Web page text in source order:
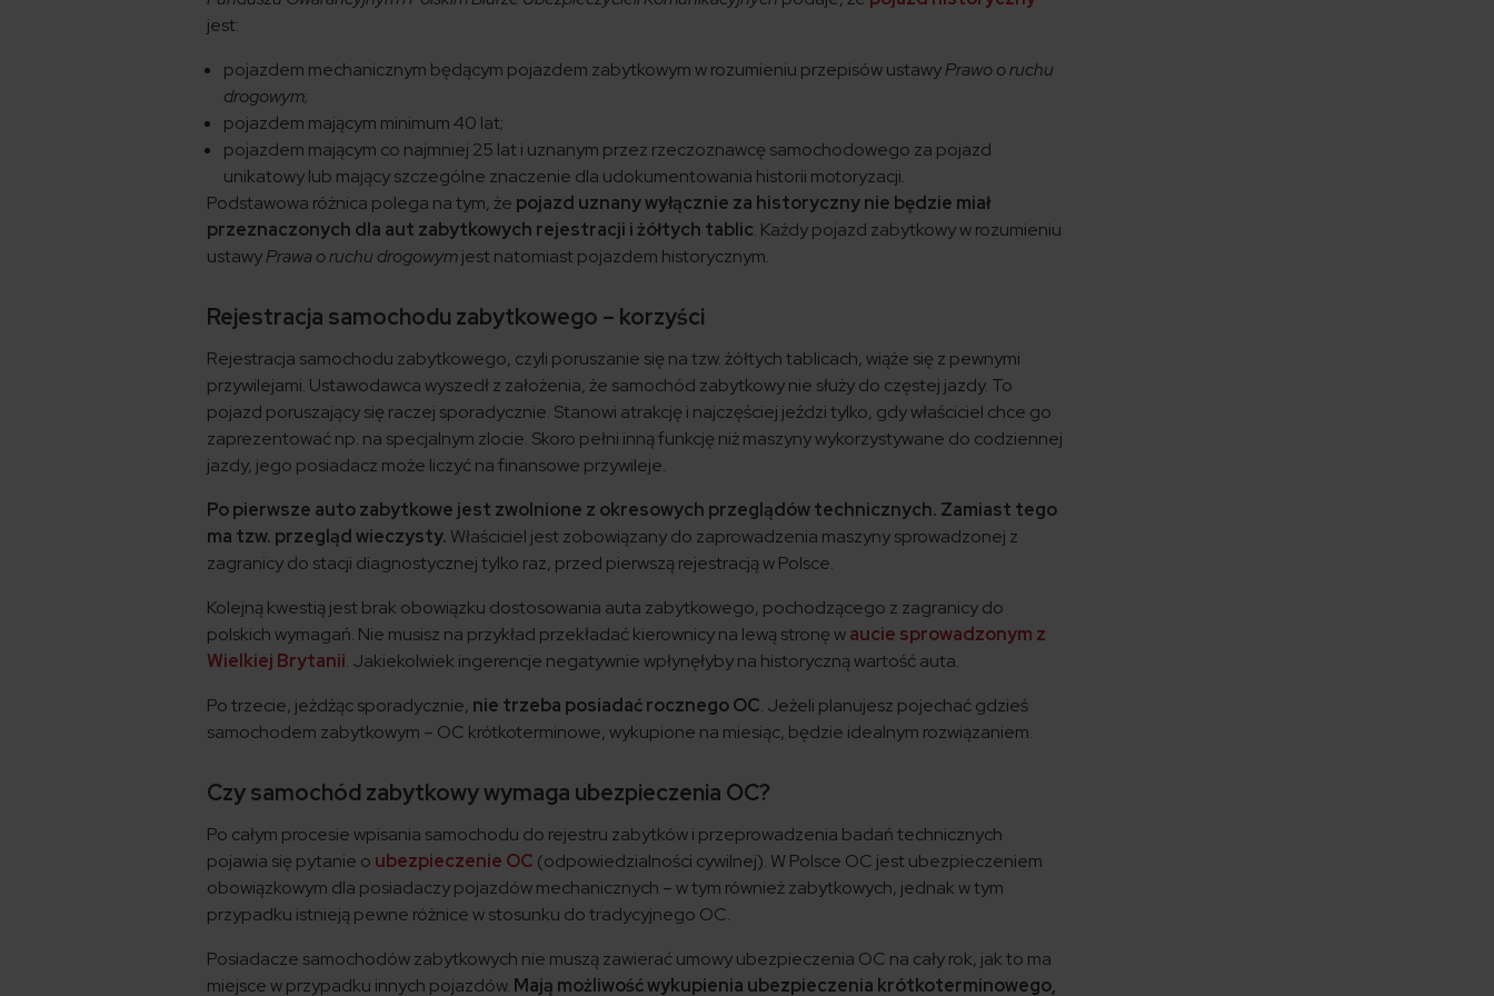
jest:
pojazdem mechanicznym będącym pojazdem zabytkowym w rozumieniu przepisów ustawyPrawo o ruchu
drogowym;
pojazdem mającym minimum 40 lat;
pojazdem mającym co najmniej 25 lat i uznanym przez rzeczoznawcę samochodowego za pojazd
unikatowy lub mający szczególne znaczenie dla udokumentowania historii motoryzacji.
Podstawowa różnica polega na tym, że pojazd uznany wyłącznie za historyczny nie będzie miał
przeznaczonych dla aut zabytkowych rejestracji i żółtych tablic. Każdy pojazd zabytkowy w rozumieniu
ustawyPrawa o ruchu drogowymjest natomiast pojazdem historycznym.
Rejestracja samochodu zabytkowego – korzyści
Rejestracja samochodu zabytkowego, czyli poruszanie się na tzw. żółtych tablicach, wiąże się z pewnymi
przywilejami. Ustawodawca wyszedł z założenia, że samochód zabytkowy nie służy do częstej jazdy. To
pojazd poruszający się raczej sporadycznie. Stanowi atrakcję i najczęściej jeździ tylko, gdy właściciel chce go
zaprezentować np. na specjalnym zlocie. Skoro pełni inną funkcję niż maszyny wykorzystywane do codziennej
jazdy, jego posiadacz może liczyć na finansowe przywileje.
Po pierwsze auto zabytkowe jest zwolnione z okresowych przeglądów technicznych. Zamiast tego
ma tzw. przegląd wieczysty. Właściciel jest zobowiązany do zaprowadzenia maszyny sprowadzonej z
zagranicy do stacji diagnostycznej tylko raz, przed pierwszą rejestracją w Polsce.
Kolejną kwestią jest brak obowiązku dostosowania auta zabytkowego, pochodzącego z zagranicy do
polskich wymagań. Nie musisz na przykład przekładać kierownicy na lewą stronę waucie sprowadzonym z
Wielkiej Brytanii. Jakiekolwiek ingerencje negatywnie wpłynęłyby na historyczną wartość auta.
Po trzecie, jeżdżąc sporadycznie, nie trzeba posiadać rocznego OC. Jeżeli planujesz pojechać gdzieś
samochodem zabytkowym – OC krótkoterminowe, wykupione na miesiąc, będzie idealnym rozwiązaniem.
Czy samochód zabytkowy wymaga ubezpieczenia OC?
Po całym procesie wpisania samochodu do rejestru zabytków i przeprowadzenia badań technicznych
pojawia się pytanie o ubezpieczenie OC (odpowiedzialności cywilnej). W Polsce OC jest ubezpieczeniem
obowiązkowym dla posiadaczy pojazdów mechanicznych – w tym również zabytkowych, jednak w tym
przypadku istnieją pewne różnice w stosunku do tradycyjnego OC.
Posiadacze samochodów zabytkowych nie muszą zawierać umowy ubezpieczenia OC na cały rok, jak to ma
miejsce w przypadku innych pojazdów. Mają możliwość wykupienia ubezpieczenia krótkoterminowego,